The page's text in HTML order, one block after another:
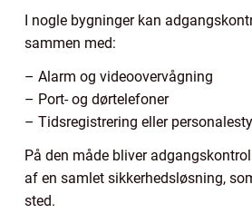
I nogle bygninger kan
sammen med:
– Alarm og videoovervågning
– Port- og dørtelefoner
– Tidsregistrering eller
På den måde bliver
af en samlet sikkerhedsløsning,
sted.